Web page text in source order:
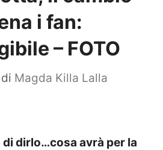
i fan:
– FOTO
di Magda Killa Lalla
di dirlo…cosa avrà per la